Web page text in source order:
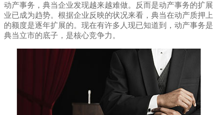
动产事务，典当企业发现越来越难做。反而是动产事务的扩展
业已成为趋势。根据企业反映的状况来看，典当在动产质押上
的额度是逐年扩展的。现在有许多人现已知道到，动产事务是
典当立市的底子，是核心竞争力。